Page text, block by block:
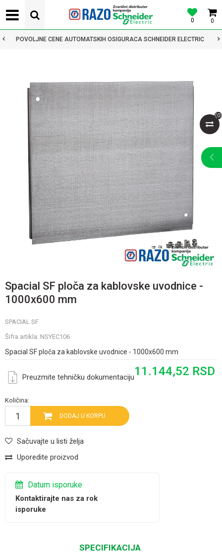
0
0
POVOLJNE CENE AUTOMATSKIH OSIGURACA SCHNEIDER ELECTRIC
(0)
Spacial SF ploča za kablovske uvodnice -
1000x600 mm
SPACIAL SF
Šifra artikla: NSYEC106
Spacial SF ploča za kablovske uvodnice - 1000x600 mm
Preuzmite tehničku dokumentaciju11.144,52 RSD
Količina:
DODAJ U KORPU
Sačuvajte u listi želja
Uporedite proizvod
Datum isporuke
Kontaktirajte nas za rok
isporuke
SPECIFIKACIJA